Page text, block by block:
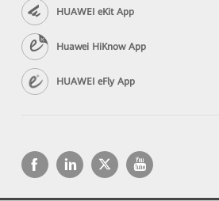
HUAWEI eKit App
Huawei HiKnow App
HUAWEI eFly App